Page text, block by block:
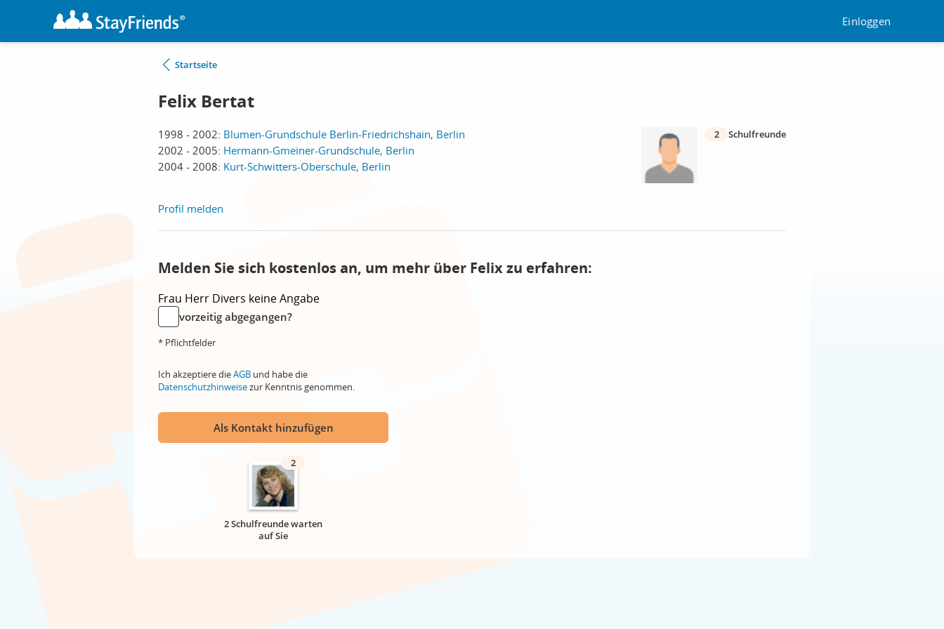
Einloggen
Startseite
Felix Bertat
1998 - 2002: Blumen-Grundschule Berlin-Friedrichshain, Berlin
2002 - 2005: Hermann-Gmeiner-Grundschule, Berlin
2004 - 2008: Kurt-Schwitters-Oberschule, Berlin
2 Schulfreunde
Profil melden
Melden Sie sich kostenlos an, um mehr über Felix zu erfahren:
Frau Herr Divers keine Angabe
vorzeitig abgegangen?
* Pflichtfelder
Ich akzeptiere dieAGB und habe die
Datenschutzhinweisezur Kenntnis genommen.
Als Kontakt hinzufügen
2
2 Schulfreunde warten
auf Sie